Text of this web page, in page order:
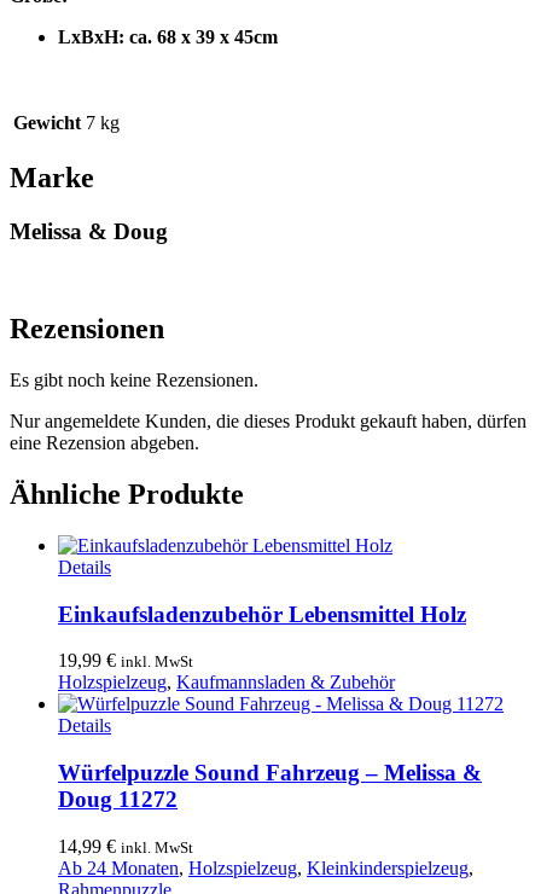
LxBxH: ca. 68 x 39 x 45cm
Gewicht 7 kg
Marke
Melissa & Doug
Rezensionen
Es gibt noch keine Rezensionen.
Nur angemeldete Kunden, die dieses Produkt gekauft haben, dürfen
eine Rezension abgeben.
Ähnliche Produkte
Details
Einkaufsladenzubehör Lebensmittel Holz
19,99 € inkl. MwSt
Holzspielzeug, Kaufmannsladen & Zubehör
Details
Würfelpuzzle Sound Fahrzeug – Melissa &
Doug 11272
14,99 € inkl. MwSt
Ab 24 Monaten, Holzspielzeug, Kleinkinderspielzeug,
Rahmenpuzzle